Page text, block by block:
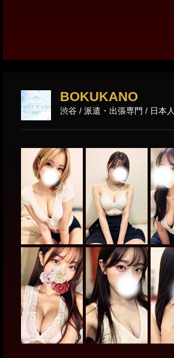
BOKUKANO
渋谷 / 派遣・出張専門 / 日本人